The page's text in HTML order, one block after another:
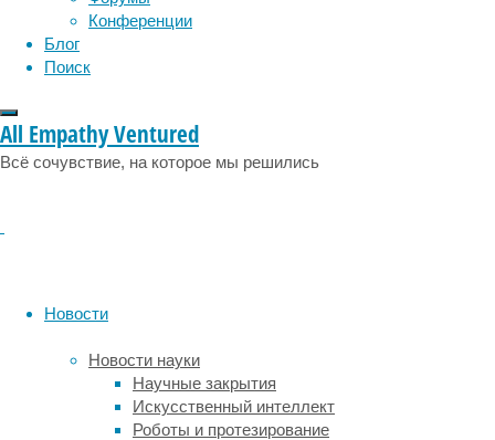
Конференции
Блог
Поиск
All Empathy Ventured
Всё сочувствие, на которое мы решились
Новости
Новости науки
Научные закрытия
Искусственный интеллект
Роботы и протезирование
от
линий
мегацеринов
лет
Об
этом
сообщается